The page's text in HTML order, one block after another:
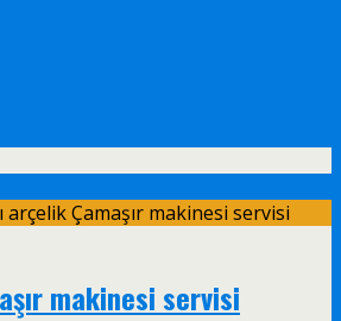
arçelik Çamaşır makinesi servisi
makinesi servisi